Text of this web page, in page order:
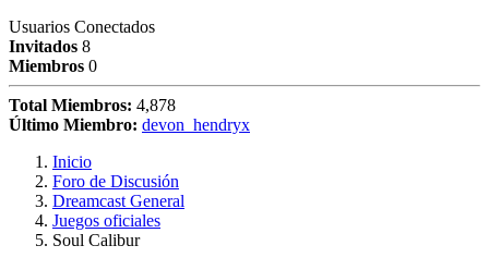
Usuarios Conectados
Invitados 8
Miembros 0
Total Miembros: 4,878
Último Miembro: devon_hendryx
Inicio
Foro de Discusión
Dreamcast General
Juegos oficiales
Soul Calibur